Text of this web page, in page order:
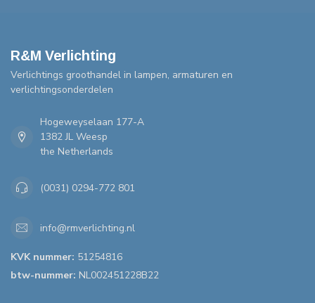
R&M Verlichting
Verlichtings groothandel in lampen, armaturen en
verlichtingsonderdelen
Hogeweyselaan 177-A
1382 JL Weesp
the Netherlands
(0031) 0294-772 801
info@rmverlichting.nl
KVK nummer: 51254816
btw-nummer: NL002451228B22